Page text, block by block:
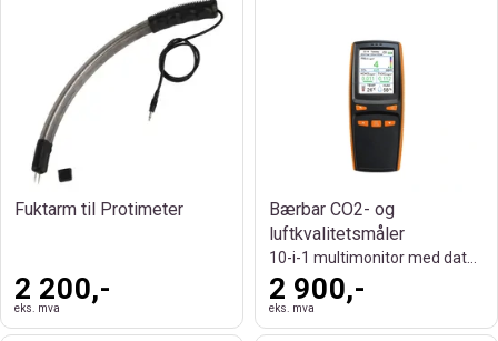
Fuktarm til Protimeter
2 200,-
eks. mva
Bærbar CO2- og
luftkvalitetsmåler
2 900,-
eks. mva